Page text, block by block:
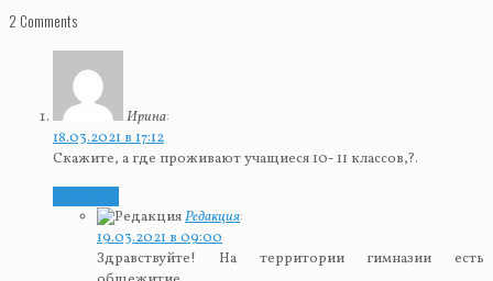
2 Comments
Ирина:
18.03.2021 в 17:12
Скажите, а где проживают учащиеся 10- 11 классов,?.
Редакция:
19.03.2021 в 09:00
Здравствуйте! На территории гимназии есть